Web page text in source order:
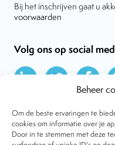
Beheer
Om de beste ervaringen te
cookies om informatie over je
Door in te stemmen met deze
Bij het inschrijven gaat u
voorwaarden
Volg ons op social
Over VtdK